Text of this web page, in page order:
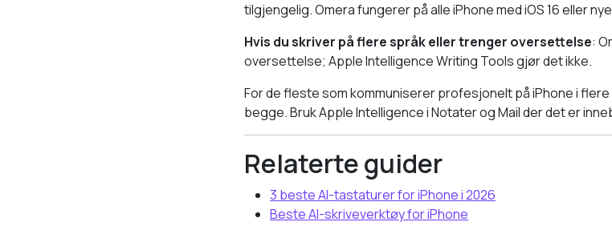
tilgjengelig. Omera fungerer på alle iPhone med iOS 16 eller
Hvis du skriver på flere språk eller trenger oversettelse:
oversettelse; Apple Intelligence Writing Tools gjør det ikke.
For de fleste som kommuniserer profesjonelt på iPhone i
begge. Bruk Apple Intelligence i Notater og Mail der det er
Relaterte guider
3 beste AI-tastaturer for iPhone i 2026
Beste AI-skriveverktøy for iPhone